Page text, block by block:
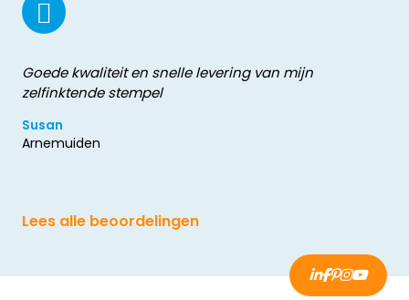
Goede kwaliteit en snelle levering van mijn
zelfinktende stempel
Susan
Arnemuiden
Lees alle beoordelingen